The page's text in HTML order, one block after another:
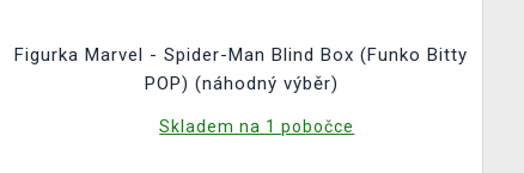
Figurka Marvel - Spider-Man Blind Box (Funko Bitty
POP) (náhodný výběr)
Skladem na 1 pobočce